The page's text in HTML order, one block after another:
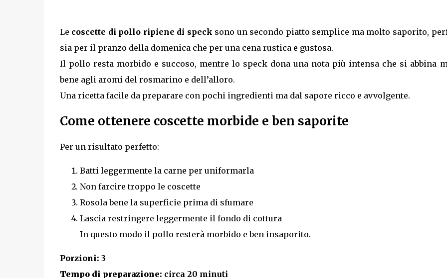
Le coscette di pollo ripiene di speck sono un secondo piatto semplice ma molto saporito,
sia per il pranzo della domenica che per una cena rustica e gustosa.
Il pollo resta morbido e succoso, mentre lo speck dona una nota più intensa che si abbina
bene agli aromi del rosmarino e dell’alloro.
Una ricetta facile da preparare con pochi ingredienti ma dal sapore ricco e avvolgente.
Come ottenere coscette morbide e ben saporite
Per un risultato perfetto:
Batti leggermente la carne per uniformarla
Non farcire troppo le coscette
Rosola bene la superficie prima di sfumare
Lascia restringere leggermente il fondo di cottura
In questo modo il pollo resterà morbido e ben insaporito.
Porzioni: 3
Tempo di preparazione: circa 20 minuti